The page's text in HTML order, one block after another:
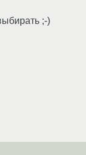
;-)